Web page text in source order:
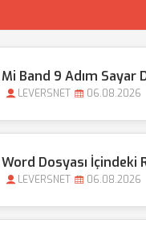
Mi Band 9 Adım Sayar
LEVERSNET 06.08.2026
Word Dosyası İçindeki
LEVERSNET 06.08.2026